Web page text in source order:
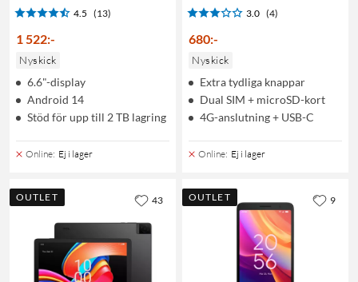
4.5 (13)
1 522:-
Nyskick
6.6"-display
Android 14
Stöd för upp till 2 TB lagring
Online: Ej i lager
3.0 (4)
680:-
Nyskick
Extra tydliga knappar
Dual SIM + microSD-kort
4G-anslutning + USB-C
Online: Ej i lager
OUTLET 43 OUTLET 9